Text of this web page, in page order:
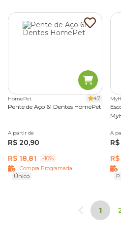
HomePet 4.7
Pente de Aço 61 Dentes HomePet
A partir de
R$ 20,90
R$ 18,81
-10%
Compra Programada
Único
A
R$
P
1